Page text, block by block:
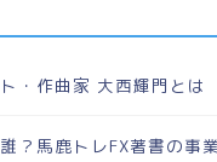
・作曲家 大西輝門とは
？馬鹿トレFX著書の事